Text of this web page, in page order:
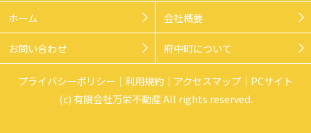
ホーム 会社概要
お問い合わせ 府中町について
プライバシーポリシー 利用規約 アクセスマップ
PCサイト
(c) 有限会社万栄不動産 All rights reserved.